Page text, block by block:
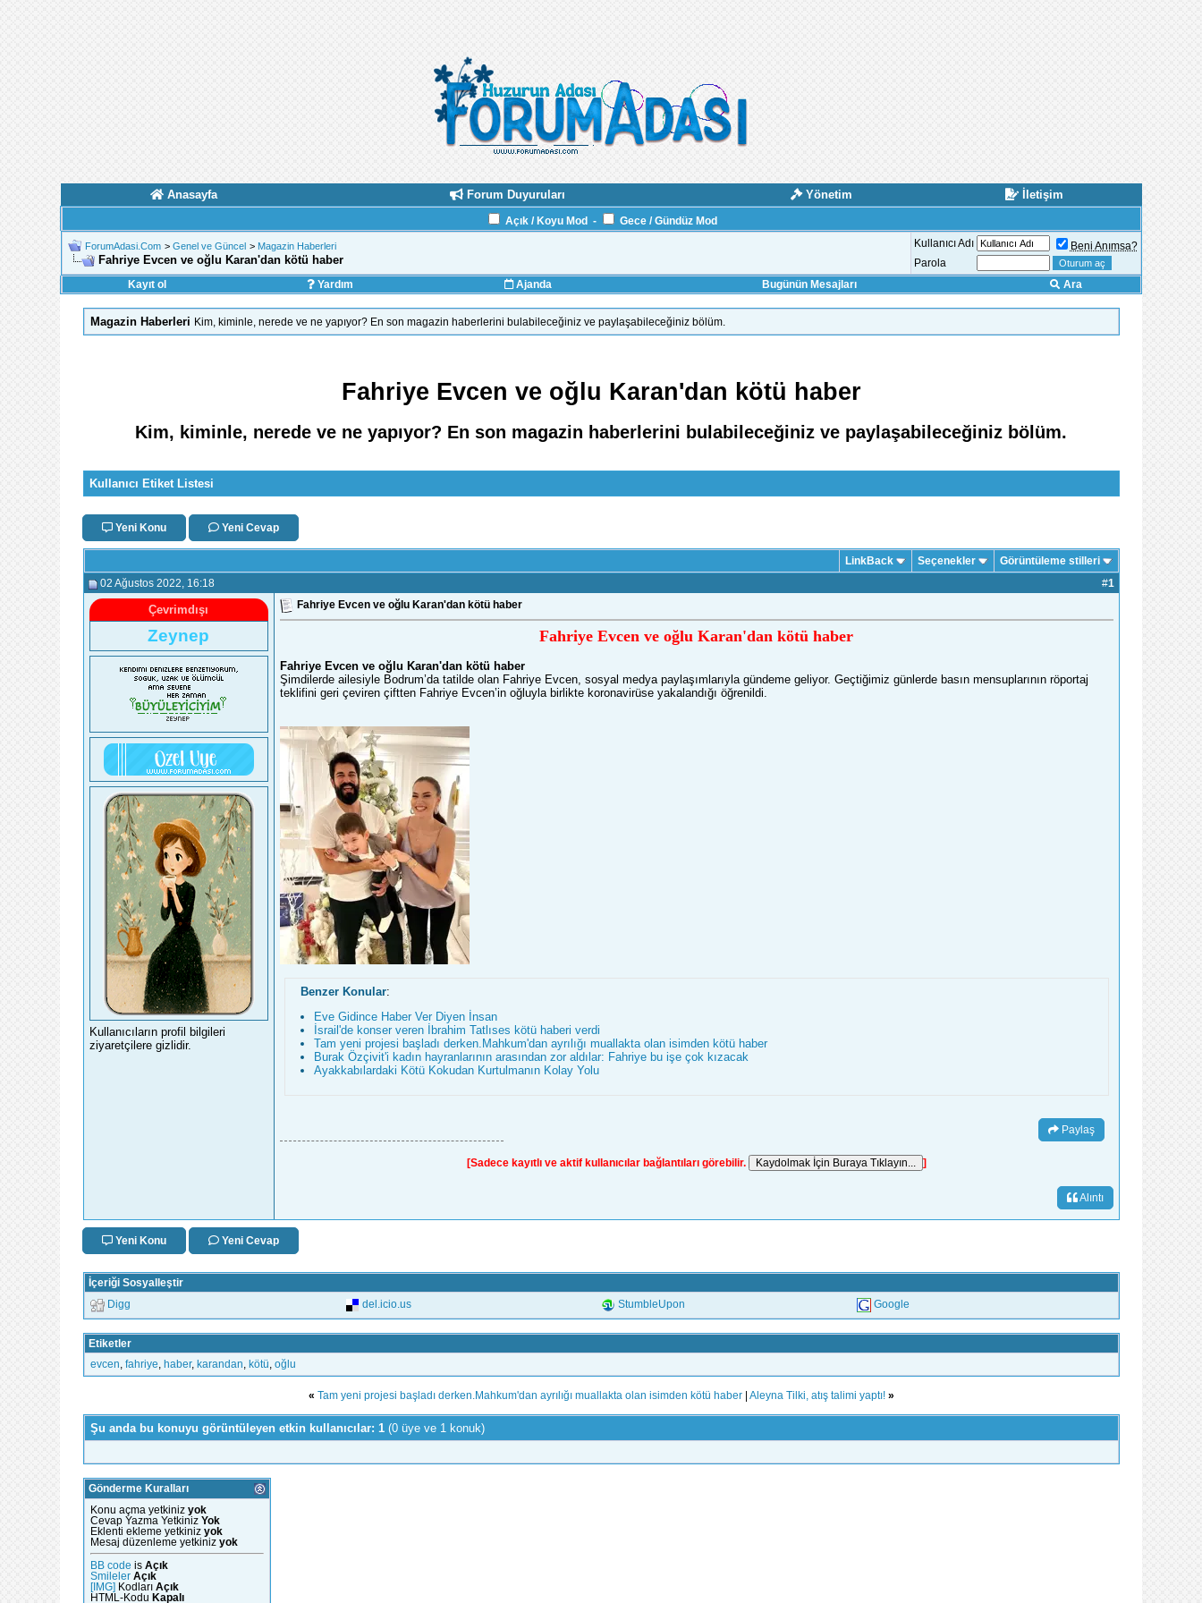
Anasayfa Forum Duyuruları Yönetim İletişim
Açık / Koyu Mod - Gece / Gündüz Mod
ForumAdasi.Com > Genel ve Güncel > Magazin Haberleri
Fahriye Evcen ve oğlu Karan'dan kötü haber
Kullanıcı Adı
Beni Anımsa?
Parola
Kayıt ol
Yardım Ajanda Bugünün Mesajları Ara
Magazin Haberleri Kim, kiminle, nerede ve ne yapıyor? En son magazin haberlerini bulabileceğiniz ve paylaşabileceğiniz bölüm.
Fahriye Evcen ve oğlu Karan'dan kötü haber
Kim, kiminle, nerede ve ne yapıyor? En son magazin haberlerini bulabileceğiniz ve paylaşabileceğiniz bölüm.
Kullanıcı Etiket Listesi
Yeni Konu Yeni Cevap
LinkBack Seçenekler Görüntüleme stilleri
02 Ağustos 2022 , 16:18 #1
Çevrimdışı
Zeynep
Kullanıcıların profil bilgileri
ziyaretçilere gizlidir.
Fahriye Evcen ve oğlu Karan'dan kötü haber
Fahriye Evcen ve oğlu Karan'dan kötü haber
Fahriye Evcen ve oğlu Karan'dan kötü haber
Şimdilerde ailesiyle Bodrum’da tatilde olan Fahriye Evcen, sosyal medya paylaşımlarıyla gündeme geliyor. Geçtiğimiz günlerde basın mensuplarının röportaj
teklifini geri çeviren çiftten Fahriye Evcen’in oğluyla birlikte koronavirüse yakalandığı öğrenildi.
Benzer Konular:
Eve Gidince Haber Ver Diyen İnsan
İsrail'de konser veren İbrahim Tatlıses kötü haberi verdi
Tam yeni projesi başladı derken.Mahkum'dan ayrılığı muallakta olan isimden kötü haber
Burak Özçivit'i kadın hayranlarının arasından zor aldılar: Fahriye bu işe çok kızacak
Ayakkabılardaki Kötü Kokudan Kurtulmanın Kolay Yolu
Paylaş
[Sadece kayıtlı ve aktif kullanıcılar bağlantıları görebilir. ]
Alıntı
Yeni Konu Yeni Cevap
İçeriği Sosyalleştir
Digg del.icio.us StumbleUpon Google
Etiketler
evcen fahriye haber, karandan kötü oğlu
« Tam yeni projesi başladı derken.Mahkum'dan ayrılığı muallakta olan isimden kötü haber| Aleyna Tilki, atış talimi yaptı! »
Şu anda bu konuyu görüntüleyen etkin kullanıcılar: 1 (0 üye ve 1 konuk)
Gönderme Kuralları
Konu açma yetkiniz yok
Cevap Yazma Yetkiniz Yok
Eklenti ekleme yetkiniz yok
Mesaj düzenleme yetkiniz yok
BB code is Açık
Smileler Açık
[IMG] Kodları Açık
HTML-Kodu Kapalı